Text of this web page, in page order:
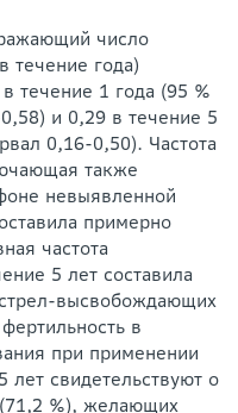
число
течение года)
течение 1 года (95 %
и 0,29 в течение 5
0,16-0,50). Частота
также
невыявленной
примерно
частота
5 лет составила
высвобождающих
в
при применении
свидетельствуют о
%), желающих